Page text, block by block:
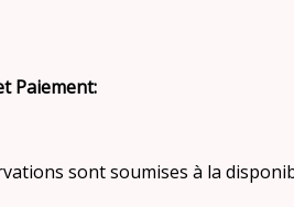
Paiement:
sont soumises à la